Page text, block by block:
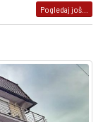
Pogledaj još...